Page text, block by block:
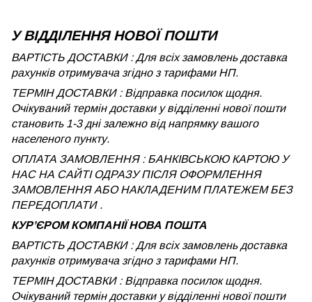
У ВІДДІЛЕННЯ НОВОЇ ПОШТИ
ВАРТІСТЬ ДОСТАВКИ : Для всіх замовлень доставка
рахунків отримувача згідно з тарифами НП.
ТЕРМІН ДОСТАВКИ : Відправка посилок щодня.
Очікуваний термін доставки у відділенні нової пошти
становить 1-3 дні залежно від напрямку вашого
населеного пункту.
ОПЛАТА ЗАМОВЛЕННЯ : БАНКІВСЬКОЮ КАРТОЮ У
НАС НА САЙТІ ОДРАЗУ ПІСЛЯ ОФОРМЛЕННЯ
ЗАМОВЛЕННЯ АБО НАКЛАДЕНИМ ПЛАТЕЖЕМ БЕЗ
ПЕРЕДОПЛАТИ .
КУРʼЄРОМ КОМПАНІЇ НОВА ПОШТА
ВАРТІСТЬ ДОСТАВКИ : Для всіх замовлень доставка
рахунків отримувача згідно з тарифами НП.
ТЕРМІН ДОСТАВКИ : Відправка посилок щодня.
Очікуваний термін доставки у відділенні нової пошти